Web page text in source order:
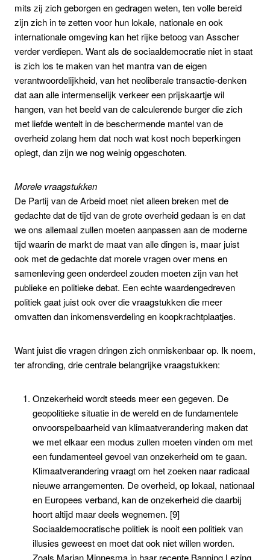
mits zij zich geborgen en gedragen weten, ten volle bereid
zijn zich in te zetten voor hun lokale, nationale en ook
internationale omgeving kan het rijke betoog van Asscher
verder verdiepen. Want als de sociaaldemocratie niet in staat
is zich los te maken van het mantra van de eigen
verantwoordelijkheid, van het neoliberale transactie-denken
dat aan alle intermenselijk verkeer een prijskaartje wil
hangen, van het beeld van de calculerende burger die zich
met liefde wentelt in de beschermende mantel van de
overheid zolang hem dat noch wat kost noch beperkingen
oplegt, dan zijn we nog weinig opgeschoten.
Morele vraagstukken
De Partij van de Arbeid moet niet alleen breken met de
gedachte dat de tijd van de grote overheid gedaan is en dat
we ons allemaal zullen moeten aanpassen aan de moderne
tijd waarin de markt de maat van alle dingen is, maar juist
ook met de gedachte dat morele vragen over mens en
samenleving geen onderdeel zouden moeten zijn van het
publieke en politieke debat. Een echte waardengedreven
politiek gaat juist ook over die vraagstukken die meer
omvatten dan inkomensverdeling en koopkrachtplaatjes.
Want juist die vragen dringen zich onmiskenbaar op. Ik noem,
ter afronding, drie centrale belangrijke vraagstukken:
Onzekerheid wordt steeds meer een gegeven. De
geopolitieke situatie in de wereld en de fundamentele
onvoorspelbaarheid van klimaatverandering maken dat
we met elkaar een modus zullen moeten vinden om met
een fundamenteel gevoel van onzekerheid om te gaan.
Klimaatverandering vraagt om het zoeken naar radicaal
nieuwe arrangementen. De overheid, op lokaal, nationaal
en Europees verband, kan de onzekerheid die daarbij
hoort altijd maar deels wegnemen. [9]
Sociaaldemocratische politiek is nooit een politiek van
illusies geweest en moet dat ook niet willen worden.
Zoals Marjan Minnesma in haar recente Banning Lezing